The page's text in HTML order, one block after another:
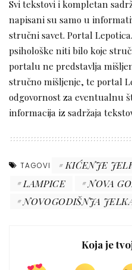
Svi tekstovi i kompletan
napisani su samo u
stručni savet. Portal
psihološke niti bilo koje
portalu ne predstavlja
stručno mišljenje, te portal
odgovornost za eventualnu
informacija iz sadržaja
TAGOVI KIĆENJE
LAMPICE
NOVA
NOVOGODIŠNJA
Koja je